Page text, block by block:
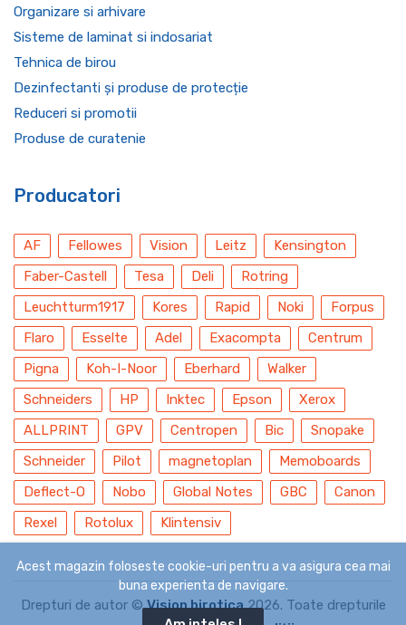
Organizare si arhivare
Sisteme de laminat si indosariat
Tehnica de birou
Dezinfectanti și produse de protecție
Reduceri si promotii
Produse de curatenie
Producatori
AF Fellowes Vision Leitz
Kensington
Faber-Castell
Tesa Deli
Rotring
Leuchtturm1917
Kores Rapid Noki
Forpus
Flaro
Esselte Adel Exacompta
Centrum
Pigna
Koh-I-Noor Eberhard
Walker
Schneiders
HP Inktec Epson
Xerox
ALLPRINT
GPV Centropen Bic
Snopake
Schneider
Pilot magnetoplan
Memoboards
Deflect-O
Nobo Global Notes GBC
Canon
Rexel
Rotolux Klintensiv
Drepturi de autor ©Vision birotica2026. Toate drepturile
Acest magazin foloseste cookie-uri pentru a va asigura cea mai
buna experienta de navigare.